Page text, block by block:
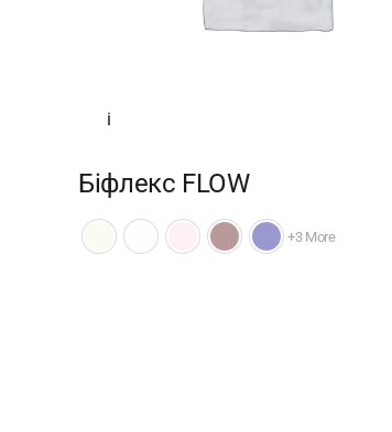
i
Біфлекс FLOW
+3 More